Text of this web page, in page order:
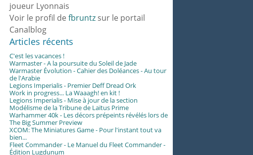
joueur Lyonnais
Voir le profil de fbruntz sur le portail
Canalblog
Articles récents
C'est les vacances !
Warmaster - A la poursuite du Soleil de Jade
Warmaster Évolution - Cahier des Doléances - Au tour
de l'Arabie
Legions Imperialis - Premier Deff Dread Ork
Work in progress... La Waaagh! en kit !
Legions Imperialis - Mise à jour de la section
Modélisme de la Tribune de Laïtus Prime
Warhammer 40k - Les décors prépeints révélés lors de
The Big Summer Preview
XCOM: The Miniatures Game - Pour l'instant tout va
bien...
Fleet Commander - Le Manuel du Fleet Commander -
Édition Lugdunum